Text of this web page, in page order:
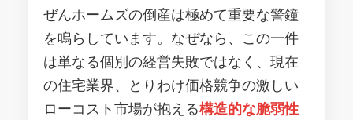
ぜんホームズの倒産は極めて重要な警鐘
を鳴らしています。なぜなら、この一件
は単なる個別の経営失敗ではなく、現在
の住宅業界、とりわけ価格競争の激しい
ローコスト市場が抱える構造的な脆弱性